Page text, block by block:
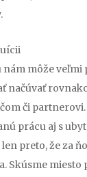
nám môže
načúvať
či
prácu aj s
preto, že za
Skúsme